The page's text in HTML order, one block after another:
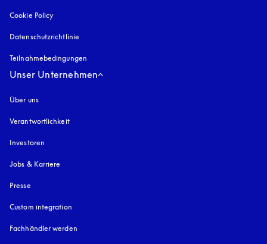
Cookie Policy
Datenschutzrichtlinie
Teilnahmebedingungen
Unser Unternehmen
Über uns
Verantwortlichkeit
Investoren
Jobs & Karriere
Presse
Custom integration
Fachhändler werden